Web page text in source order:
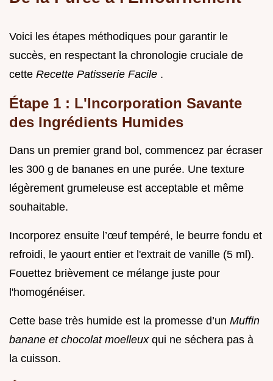
Voici les étapes méthodiques pour garantir le
succès, en respectant la chronologie cruciale de
cette Recette Patisserie Facile .
Étape 1 : L'Incorporation Savante
des Ingrédients Humides
Dans un premier grand bol, commencez par écraser
les 300 g de bananes en une purée. Une texture
légèrement grumeleuse est acceptable et même
souhaitable.
Incorporez ensuite l’œuf tempéré, le beurre fondu et
refroidi, le yaourt entier et l'extrait de vanille (5 ml).
Fouettez brièvement ce mélange juste pour
l'homogénéiser.
Cette base très humide est la promesse d’un Muffin
banane et chocolat moelleux qui ne séchera pas à
la cuisson.